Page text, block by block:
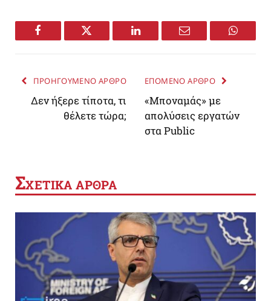
Facebook Twitter LinkedIn Email
ΠΡΟΗΓΟΥΜΕΝΟ ΑΡΘΡΟ
Δεν ήξερε τίποτα, τι
θέλετε τώρα;
ΕΠΟΜΕΝΟ ΑΡΘΡΟ
«Μποναμάς» με
απολύσεις εργατών
στα Public
ΣΧΕΤΙΚΑ ΑΡΘΡΑ